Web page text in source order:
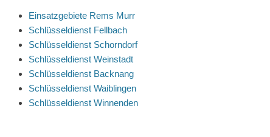
Einsatzgebiete Rems Murr
Schlüsseldienst Fellbach
Schlüsseldienst Schorndorf
Schlüsseldienst Weinstadt
Schlüsseldienst Backnang
Schlüsseldienst Waiblingen
Schlüsseldienst Winnenden